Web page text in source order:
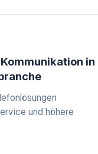
in
und höhere